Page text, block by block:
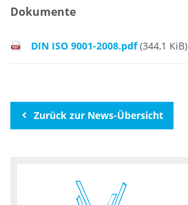
Dokumente
DIN ISO 9001-2008.pdf(344,1 KiB)
Zurück zur News-Übersicht